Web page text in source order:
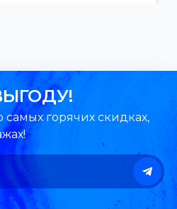
горячих скидках,